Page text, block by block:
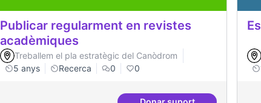
Publicar regularment en revistes
acadèmiques
Treballem el pla estratègic del Canòdrom
5 anys
Recerca 0 0